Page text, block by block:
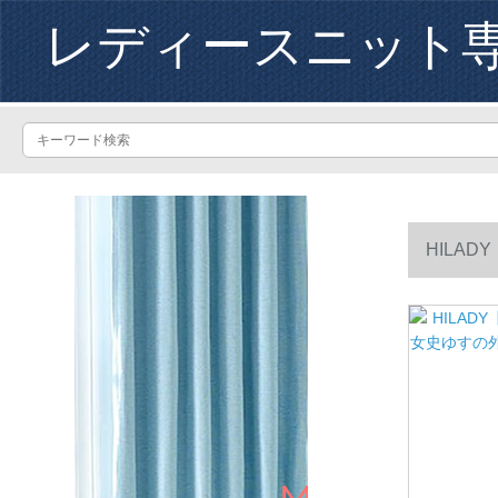
レディースニット
HILADY
ョンショ